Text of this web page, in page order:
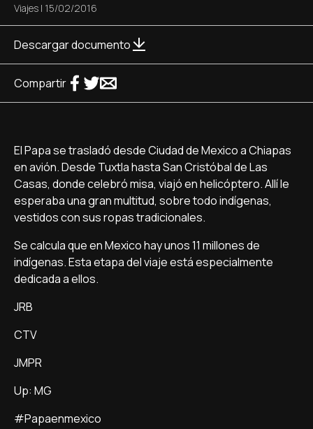
Viajes | 15/02/2016
Descargar documento
Compartir
El Papa se trasladó desde Ciudad de Mexico a Chiapas
en avión. Desde Tuxtla hasta San Cristóbal de Las
Casas, donde celebró misa, viajó en helicóptero. Allí le
esperaba una gran multitud, sobre todo indígenas,
vestidos con sus ropas tradicionales.
Se calcula que en Mexico hay unos 11 millones de
indígenas. Esta etapa del viaje está especialmente
dedicada a ellos.
JRB
CTV
JMPR
Up: MG
#Papaenmexico